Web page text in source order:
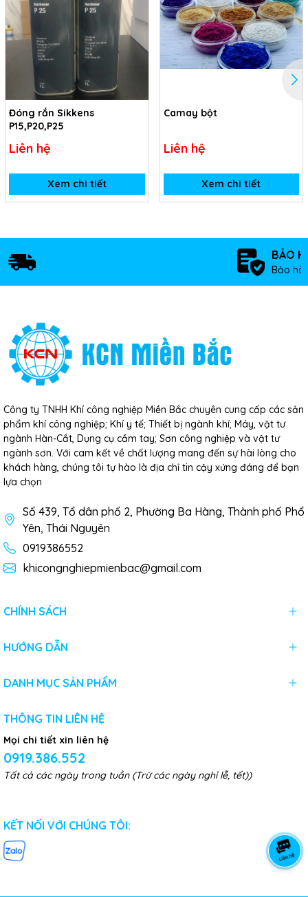
Đóng rắn Sikkens
P15,P20,P25
Liên hệ
Xem chi tiết
Camay bột
Liên hệ
Xem chi tiết
BẢO
Bảo
Công ty TNHH Khí công nghiệp Miền Bắc chuyên cung cấp các sản
phẩm khí công nghiệp; Khí y tế; Thiết bị ngành khí; Máy, vật tư
ngành Hàn-Cắt, Dụng cụ cầm tay; Sơn công nghiệp và vật tư
ngành sơn. Với cam kết về chất lượng mang đến sự hài lòng cho
khách hàng, chúng tôi tự hào là địa chỉ tin cậy xứng đáng để bạn
lựa chọn
Số 439, Tổ dân phố 2, Phường Ba Hàng, Thành phố Phổ
Yên, Thái Nguyên
0919386552
khicongnghiepmienbac@gmail.com
CHÍNH SÁCH
HƯỚNG DẪN
DANH MỤC SẢN PHẨM
THÔNG TIN LIÊN HỆ
Mọi chi tiết xin liên hệ
0919.386.552
Tất cả các ngày trong tuần (Trừ các ngày nghỉ lễ, tết))
KẾT NỐI VỚI CHÚNG TÔI: